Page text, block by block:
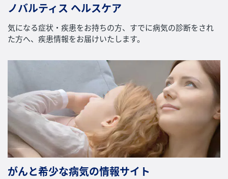
ノバルティス ヘルスケア
気になる症状・疾患をお持ちの方、すでに病気の診断をされ
た方へ、疾患情報をお届けいたします。
がんと希少な病気の情報サイト